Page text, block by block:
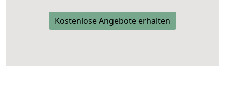
Kostenlose Angebote erhalten